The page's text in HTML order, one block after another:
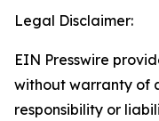
Legal Disclaimer:
EIN Presswire
without warranty of
responsibility or